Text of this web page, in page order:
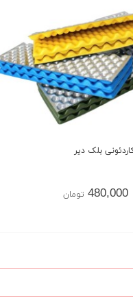
بلک دیر
480,000 تومان